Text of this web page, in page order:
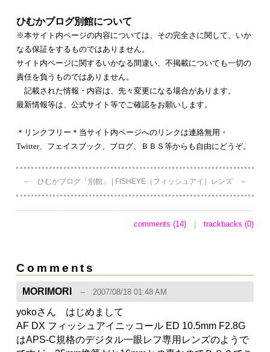
ひむかブログ別館について
※本サイト内ページの内容については、その完全さに関して、いか
なる保証をするものではありません。
サイト内ページに関するいかなる間違い、不掲載についても一切の
責任を負うものではありません。
記載された情報・内容は、先々変更になる場合があります。
最新情報等は、公式サイト等でご確認をお願いします。
＊リンクフリー＊当サイト内ページへのリンクは連絡無用・
Twitter、フェイスブック、ブログ、ＢＢＳ等からも自由にどうぞ。
～ ひむかブログ「別館」 | FISHEYE（フィッシュアイ）レンズ ～
comments (14)| trackbacks (0)
Comments
MORIMORI 2007/08/18 01:48 AM
yokoさん はじめまして
AF DX フィッシュアイニッコール ED 10.5mm F2.8G
はAPS-C規格のデジタル一眼レフ専用レンズのようで